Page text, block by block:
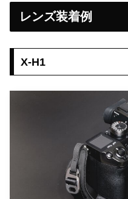
レンズ装着例
X-H1